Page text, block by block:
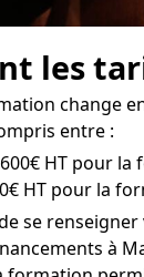
les
change
entre :
600€ HT pour
HT pour la
se
à